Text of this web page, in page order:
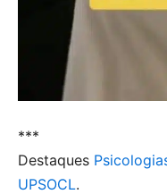
***
Destaques
UPSOCL.